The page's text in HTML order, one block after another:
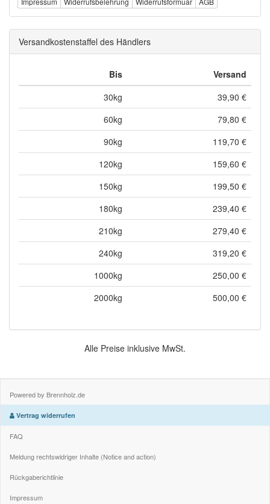
Versandkostenstaffel des Händlers
Bis
Versand
30kg
39,90 €
60kg
79,80 €
90kg
119,70 €
120kg
159,60 €
150kg
199,50 €
180kg
239,40 €
210kg
279,40 €
240kg
319,20 €
1000kg
250,00 €
2000kg
500,00 €
Alle Preise inklusive MwSt.
Powered by Brennholz.de
Vertrag widerrufen
FAQ
Meldung rechtswidriger Inhalte (Notice and action)
Rückgaberichtlinie
Impressum